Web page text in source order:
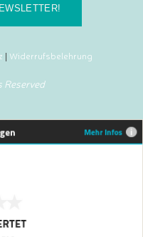
| Widerrufsbelehrung